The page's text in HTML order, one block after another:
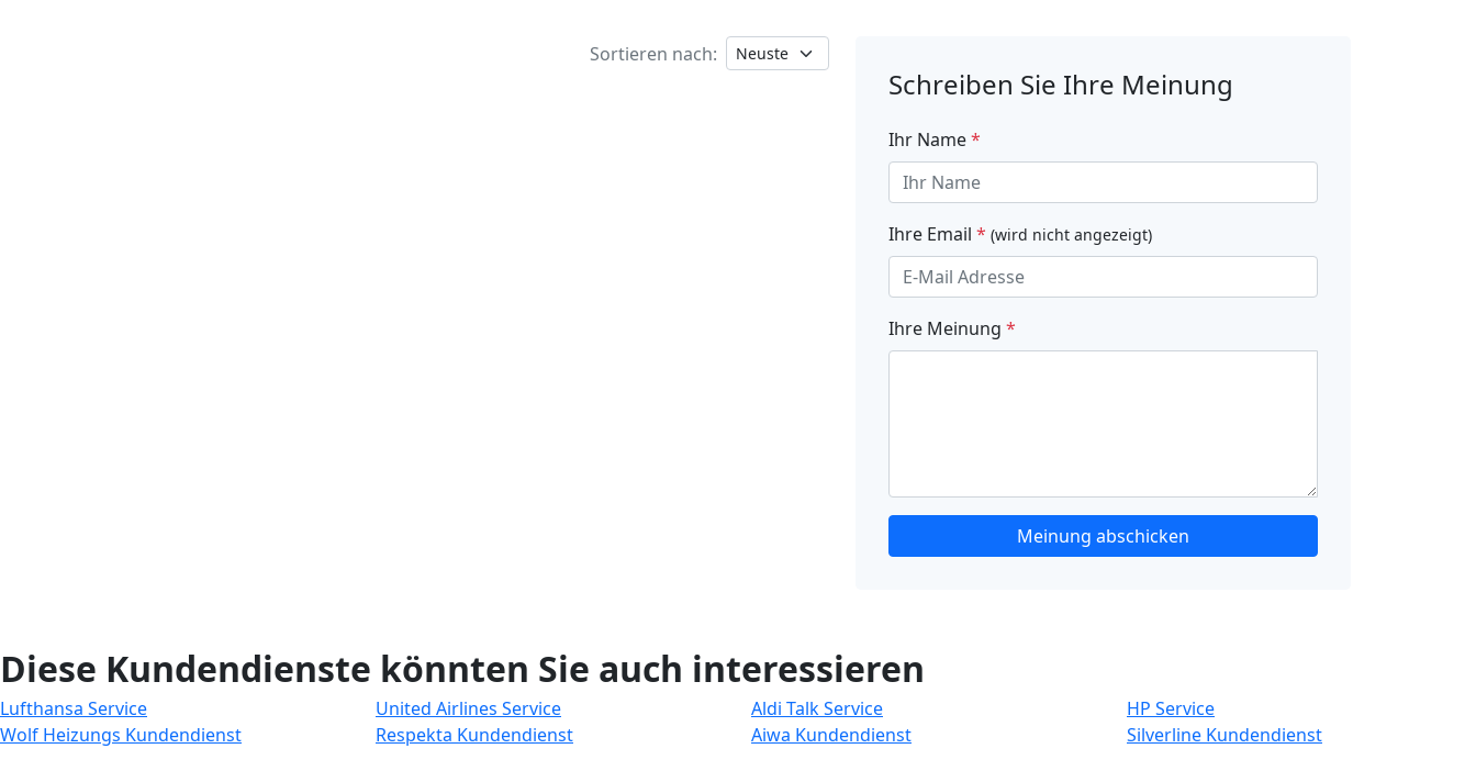
Sortieren nach:
Schreiben Sie Ihre Meinung
Ihr Name*
Ihre Email * (wird nicht angezeigt)
Ihre Meinung *
Meinung abschicken
Diese Kundendienste könnten Sie auch interessieren
Lufthansa Service United Airlines Service Aldi Talk Service
HP Service
Wolf Heizungs Kundendienst
Respekta Kundendienst Aiwa Kundendienst Silverline Kundendienst